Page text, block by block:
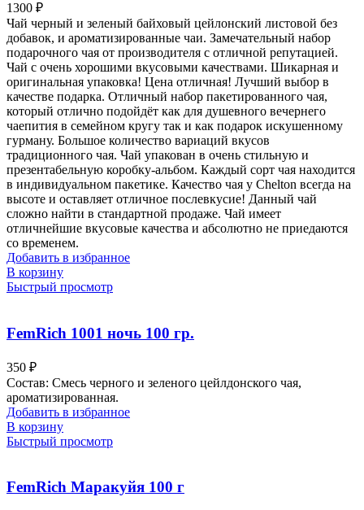
1300 ₽
Чай черный и зеленый байховый цейлонский листовой без
добавок, и ароматизированные чаи. Замечательный набор
подарочного чая от производителя с отличной репутацией.
Чай с очень хорошими вкусовыми качествами. Шикарная и
оригинальная упаковка! Цена отличная! Лучший выбор в
качестве подарка. Отличный набор пакетированного чая,
который отлично подойдёт как для душевного вечернего
чаепития в семейном кругу так и как подарок искушенному
гурману. Большое количество вариаций вкусов
традиционного чая. Чай упакован в очень стильную и
презентабельную коробку-альбом. Каждый сорт чая находится
в индивидуальном пакетике. Качество чая у Chelton всегда на
высоте и оставляет отличное послевкусие! Данный чай
сложно найти в стандартной продаже. Чай имеет
отличнейшие вкусовые качества и абсолютно не приедаются
со временем.
Добавить в избранное
В корзину
Быстрый просмотр
FemRich 1001 ночь 100 гр.
350 ₽
Состав: Смесь черного и зеленого цейлдонского чая,
ароматизированная.
Добавить в избранное
В корзину
Быстрый просмотр
FemRich Маракуйя 100 г